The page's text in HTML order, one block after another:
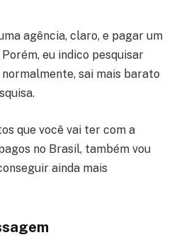
agência, claro, e pagar um
eu indico pesquisar
sai mais barato
que você vai ter com a
no Brasil, também vou
ainda mais